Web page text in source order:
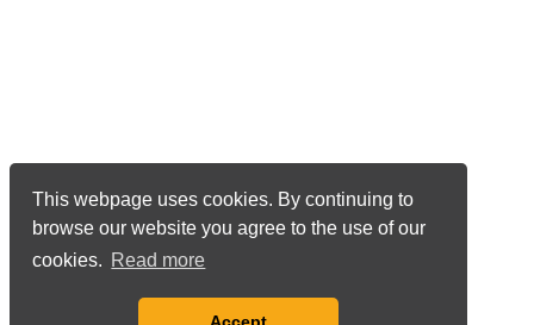
This webpage uses cookies. By continuing to
browse our website you agree to the use of our
cookies. Read more